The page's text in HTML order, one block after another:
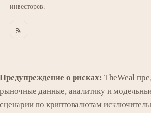
инвесторов.
Предупреждение о рисках: TheWeal
рыночные данные, аналитику и
сценарии по криптовалютам